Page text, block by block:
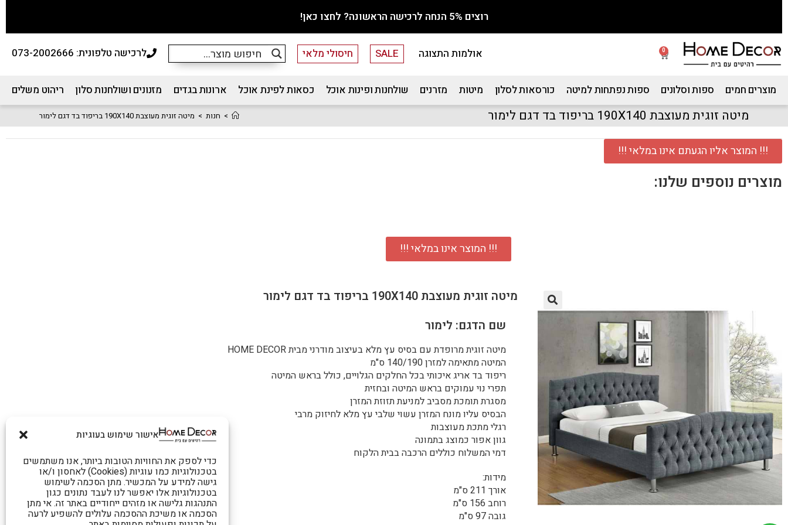
אישור שימוש בעוגיות
כדי לספק את החוויות הטובות ביותר, אנו משתמשים
בטכנולוגיות כמו עוגיות (Cookies) לאחסון ו/או
גישה למידע על המכשיר. מתן הסכמה לשימוש
בטכנולוגיות אלו יאפשר לנו לעבד נתונים כגון
התנהגות גלישה או מזהים ייחודיים באתר זה. אי מתן
הסכמה או משיכת ההסכמה עלולים להשפיע לרעה
רוצים 5% הנחה לרכישה הראשונה? לחצו כאן!
0 אולמות התצוגה SALE חיסולי מלאי לרכישה טלפונית: 073-2002666
מוצרים חמים ספות וסלונים ספות נפתחות למיטה כורסאות לסלון מיטות מזרנים שולחנות ופינות אוכל כסאות לפינת אוכל ארונות בגדים מזנונים ושולחנות סלון ריהוט משלים
מיטה זוגית מעוצבת 190X140 בריפוד בד דגם לימור > חנות > מיטה זוגית מעוצבת 190X140 בריפוד בד דגם לימור
!!! המוצר אליו הגעתם אינו במלאי !!!
מוצרים נוספים שלנו:
!!! המוצר אינו במלאי !!!
מיטה זוגית מעוצבת 190X140 בריפוד בד דגם לימור
שם הדגם: לימור
מיטה זוגית מרופדת עם בסיס עץ מלא בעיצוב מודרני מבית HOME DECOR
המיטה מתאימה למזרן 140/190 ס"מ
ריפוד בד אריג איכותי בכל החלקים הגלויים, כולל בראש המיטה
תפרי נוי עמוקים בראש המיטה ובחזית
מסגרת תומכת מסביב למניעת תזוזת המזרן
הבסיס עליו מונח המזרן עשוי שלבי עץ מלא לחיזוק מרבי
רגלי מתכת מעוצבות
גוון אפור כמוצג בתמונה
דמי המשלוח כוללים הרכבה בבית הלקוח
מידות:
אורך 211 ס"מ
רוחב 156 ס"מ
גובה 97 ס"מ